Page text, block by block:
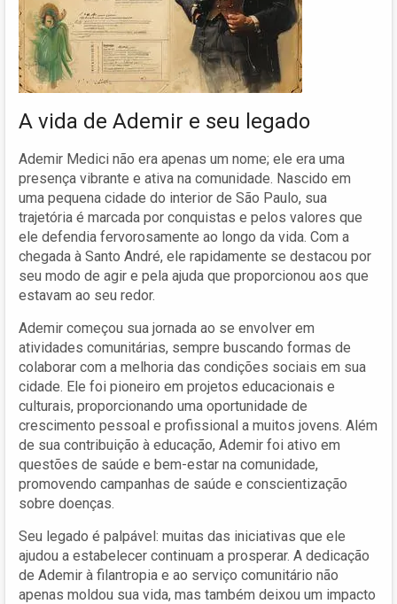
A vida de Ademir e seu legado
Ademir Medici não era apenas um nome; ele era uma
presença vibrante e ativa na comunidade. Nascido em
uma pequena cidade do interior de São Paulo, sua
trajetória é marcada por conquistas e pelos valores que
ele defendia fervorosamente ao longo da vida. Com a
chegada à Santo André, ele rapidamente se destacou por
seu modo de agir e pela ajuda que proporcionou aos que
estavam ao seu redor.
Ademir começou sua jornada ao se envolver em
atividades comunitárias, sempre buscando formas de
colaborar com a melhoria das condições sociais em sua
cidade. Ele foi pioneiro em projetos educacionais e
culturais, proporcionando uma oportunidade de
crescimento pessoal e profissional a muitos jovens. Além
de sua contribuição à educação, Ademir foi ativo em
questões de saúde e bem-estar na comunidade,
promovendo campanhas de saúde e conscientização
sobre doenças.
Seu legado é palpável: muitas das iniciativas que ele
ajudou a estabelecer continuam a prosperar. A dedicação
de Ademir à filantropia e ao serviço comunitário não
apenas moldou sua vida, mas também deixou um impacto